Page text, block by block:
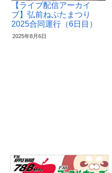
【ライブ配信アーカイ
ブ】弘前ねぷたまつり
2025合同運行（6日目）
2025年8月6日